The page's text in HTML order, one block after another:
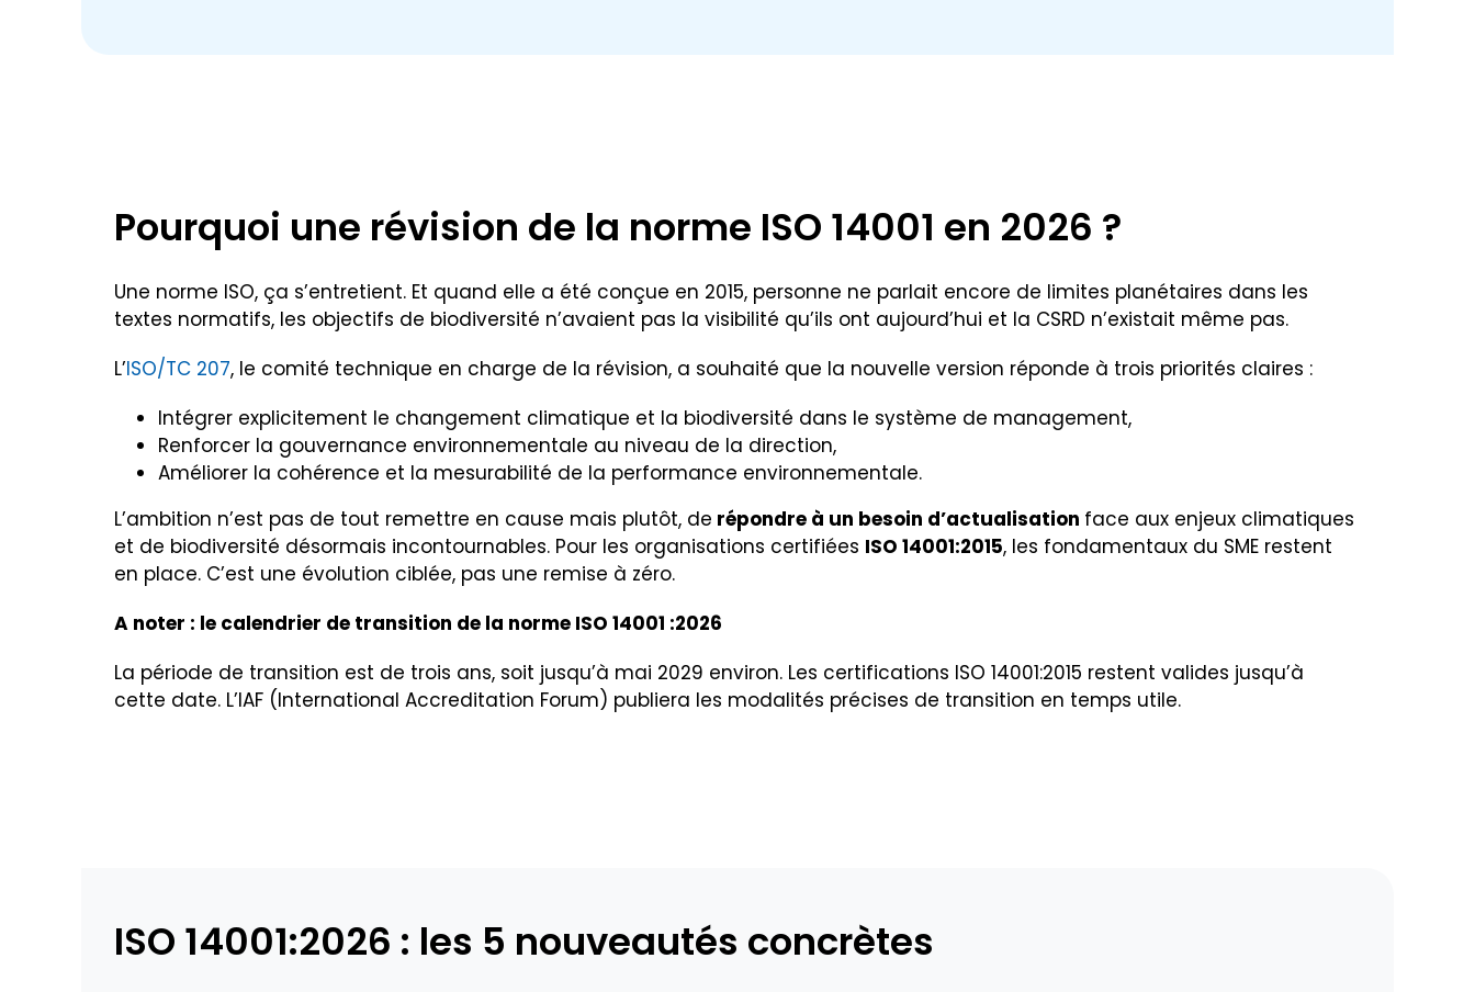
Pourquoi une révision de la norme ISO 14001 en 2026 ?
Une norme ISO, ça s’entretient. Et quand elle a été conçue en 2015, personne ne parlait encore de limites planétaires dans les
textes normatifs, les objectifs de biodiversité n’avaient pas la visibilité qu’ils ont aujourd’hui et la CSRD n’existait même pas.
L’ISO/TC 207, le comité technique en charge de la révision, a souhaité que la nouvelle version réponde à trois priorités claires :
Intégrer explicitement le changement climatique et la biodiversité dans le système de management,
Renforcer la gouvernance environnementale au niveau de la direction,
Améliorer la cohérence et la mesurabilité de la performance environnementale.
L’ambition n’est pas de tout remettre en cause mais plutôt, de répondre à un besoin d’actualisation face aux enjeux climatiques
et de biodiversité désormais incontournables. Pour les organisations certifiées ISO 14001:2015, les fondamentaux du SME restent
en place. C’est une évolution ciblée, pas une remise à zéro.
A noter : le calendrier de transition de la norme ISO 14001 :2026
La période de transition est de trois ans, soit jusqu’à mai 2029 environ. Les certifications ISO 14001:2015 restent valides jusqu’à
cette date. L’IAF (International Accreditation Forum) publiera les modalités précises de transition en temps utile.
ISO 14001:2026 : les 5 nouveautés concrètes